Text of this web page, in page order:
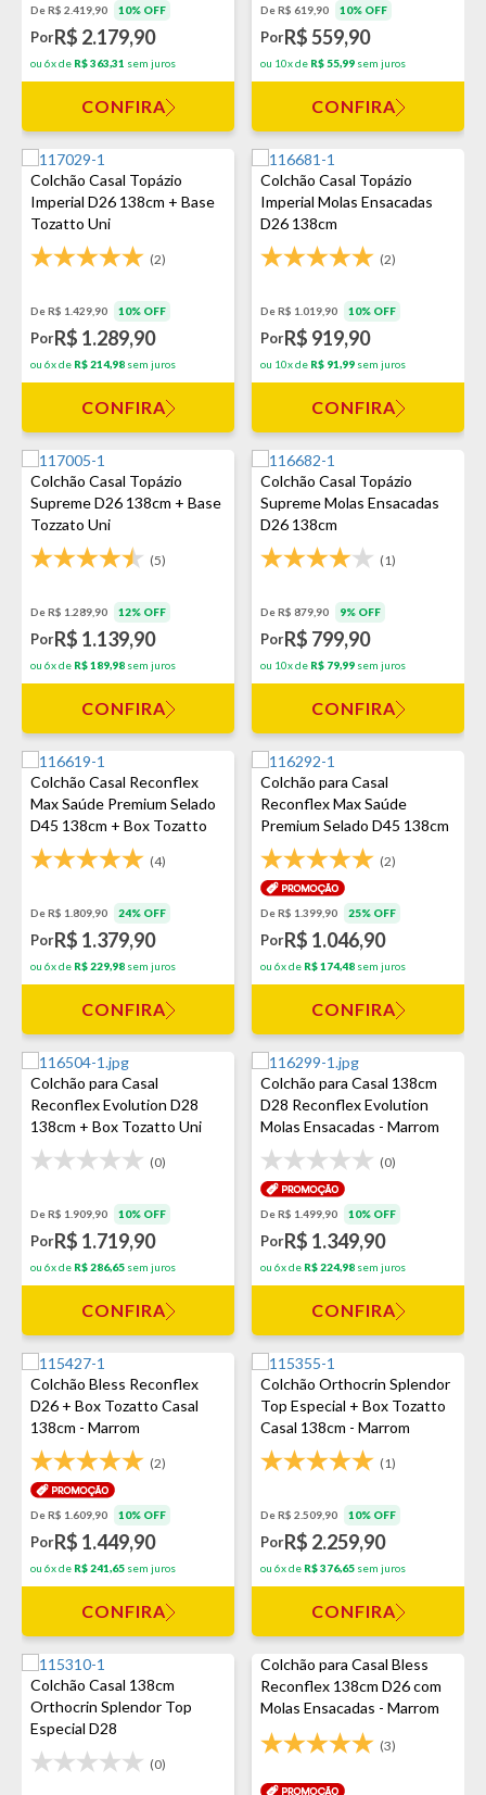
De R$ 2.419,90 10% OFF
PorR$ 2.179,90
ou 6x de R$ 363,31 sem juros
CONFIRA
De R$ 619,90 10% OFF
PorR$ 559,90
ou 10x de R$ 55,99 sem juros
CONFIRA
Colchão Casal Topázio
Imperial D26 138cm + Base
Tozatto Uni
(2)
De R$ 1.429,90 10% OFF
PorR$ 1.289,90
ou 6x de R$ 214,98 sem juros
CONFIRA
Colchão Casal Topázio
Imperial Molas Ensacadas
D26 138cm
(2)
De R$ 1.019,90 10% OFF
PorR$ 919,90
ou 10x de R$ 91,99 sem juros
CONFIRA
Colchão Casal Topázio
Supreme D26 138cm + Base
Tozzato Uni
(5)
De R$ 1.289,90 12% OFF
PorR$ 1.139,90
ou 6x de R$ 189,98 sem juros
CONFIRA
Colchão Casal Topázio
Supreme Molas Ensacadas
D26 138cm
(1)
De R$ 879,90 9% OFF
PorR$ 799,90
ou 10x de R$ 79,99 sem juros
CONFIRA
Colchão Casal Reconflex
Max Saúde Premium Selado
D45 138cm + Box Tozatto
Uni
(4)
De R$ 1.809,90 24% OFF
PorR$ 1.379,90
ou 6x de R$ 229,98 sem juros
CONFIRA
Colchão para Casal
Reconflex Max Saúde
Premium Selado D45 138cm
(2)
De R$ 1.399,90 25% OFF
PorR$ 1.046,90
ou 6x de R$ 174,48 sem juros
CONFIRA
Colchão para Casal
Reconflex Evolution D28
138cm + Box Tozatto Uni
(0)
De R$ 1.909,90 10% OFF
PorR$ 1.719,90
ou 6x de R$ 286,65 sem juros
CONFIRA
Colchão para Casal 138cm
D28 Reconflex Evolution
Molas Ensacadas - Marrom
(0)
De R$ 1.499,90 10% OFF
PorR$ 1.349,90
ou 6x de R$ 224,98 sem juros
CONFIRA
Colchão Bless Reconflex
D26 + Box Tozatto Casal
138cm - Marrom
(2)
De R$ 1.609,90 10% OFF
PorR$ 1.449,90
ou 6x de R$ 241,65 sem juros
CONFIRA
Colchão Orthocrin Splendor
Top Especial + Box Tozatto
Casal 138cm - Marrom
(1)
De R$ 2.509,90 10% OFF
PorR$ 2.259,90
ou 6x de R$ 376,65 sem juros
CONFIRA
Colchão Casal 138cm
Orthocrin Splendor Top
Especial D28
(0)
Colchão para Casal Bless
Reconflex 138cm D26 com
Molas Ensacadas - Marrom
(3)